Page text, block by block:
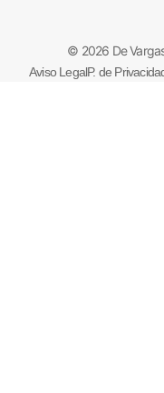
© 2026 De
Aviso LegalP. de